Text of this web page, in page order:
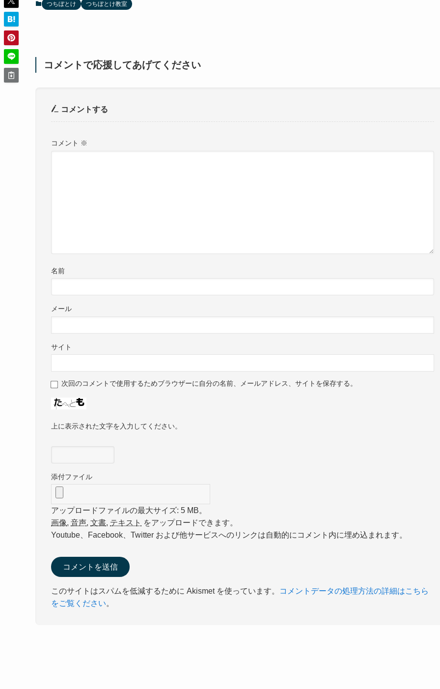
つちぼとけ つちぼとけ教室
コメントで応援してあげてください
コメントする
コメント ※
名前
メール
サイト
次回のコメントで使用するためブラウザーに自分の名前、メールアドレス、サイトを保存する。
上に表示された文字を入力してください。
添付ファイル
アップロードファイルの最大サイズ: 5 MB。
画像, 音声, 文書, テキスト をアップロードできます。
Youtube、Facebook、Twitter および他サービスへのリンクは自動的にコメント内に埋め込まれます。
このサイトはスパムを低減するために Akismet を使っています。
コメントデータの処理方法の詳細はこちら
をご覧ください。